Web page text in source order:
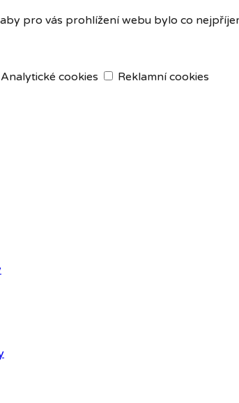
pro vás prohlížení webu bylo co
Analytické cookies Reklamní cookies